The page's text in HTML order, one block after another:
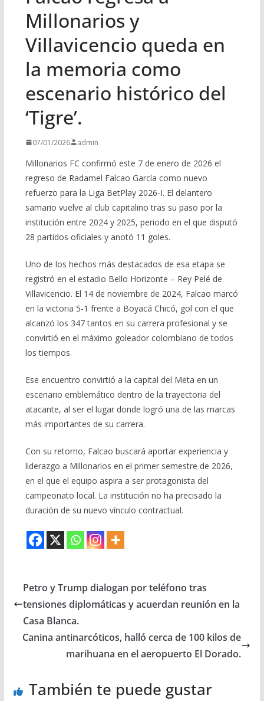
Millonarios y
Villavicencio queda en
la memoria como
escenario histórico del
‘Tigre’.
07/01/2026 admin
Millonarios FC confirmó este 7 de enero de 2026 el
regreso de Radamel Falcao García como nuevo
refuerzo para la Liga BetPlay 2026-I. El delantero
samario vuelve al club capitalino tras su paso por la
institución entre 2024 y 2025, periodo en el que disputó
28 partidos oficiales y anotó 11 goles.
Uno de los hechos más destacados de esa etapa se
registró en el estadio Bello Horizonte – Rey Pelé de
Villavicencio. El 14 de noviembre de 2024, Falcao marcó
en la victoria 5-1 frente a Boyacá Chicó, gol con el que
alcanzó los 347 tantos en su carrera profesional y se
convirtió en el máximo goleador colombiano de todos
los tiempos.
Ese encuentro convirtió a la capital del Meta en un
escenario emblemático dentro de la trayectoria del
atacante, al ser el lugar donde logró una de las marcas
más importantes de su carrera.
Con su retorno, Falcao buscará aportar experiencia y
liderazgo a Millonarios en el primer semestre de 2026,
en el que el equipo aspira a ser protagonista del
campeonato local. La institución no ha precisado la
duración de su nuevo vínculo contractual.
Petro y Trump dialogan por teléfono tras
tensiones diplomáticas y acuerdan reunión en la
Casa Blanca.
Canina antinarcóticos, halló cerca de 100 kilos de
marihuana en el aeropuerto El Dorado.
También te puede gustar